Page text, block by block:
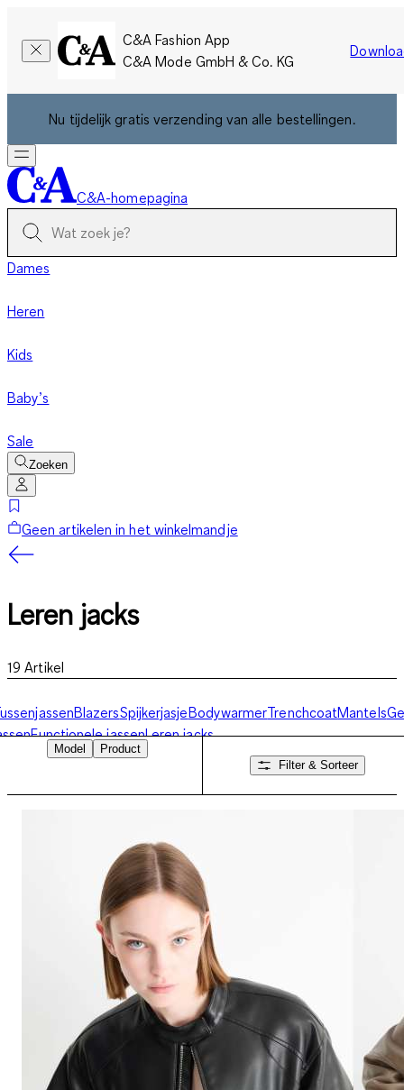
C&A Fashion App
C&A Mode GmbH & Co. KG
Nu tijdelijk gratis verzending van alle bestellingen.
C&A-homepagina
Dames
Heren
Kids
Baby’s
Sale
Zoeken
Geen artikelen in het winkelmandje
Leren jacks
19 Artikel
BlazersSpijkerjasjeBodywarmerTrenchcoatMantels
Functionele jassenLeren jacks
Model
Product
Filter & Sorteer